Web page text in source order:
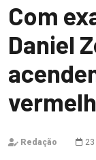
Com
Daniel
Redação